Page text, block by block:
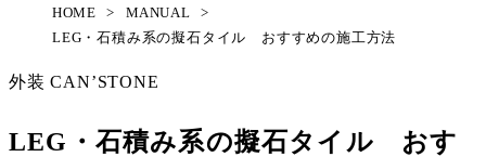
HOME > MANUAL
>
LEG・石積み系の擬石タイル おすすめの施工方法
外装 CAN’STONE
LEG・石積み系の擬石タイル おす